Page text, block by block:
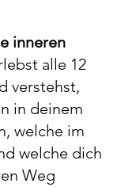
inneren
alle 12
verstehst,
in deinem
welche im
welche dich
Weg